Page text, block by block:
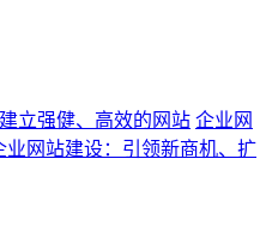
立强健、高效的网站 企业网
业网站建设：引领新商机、扩